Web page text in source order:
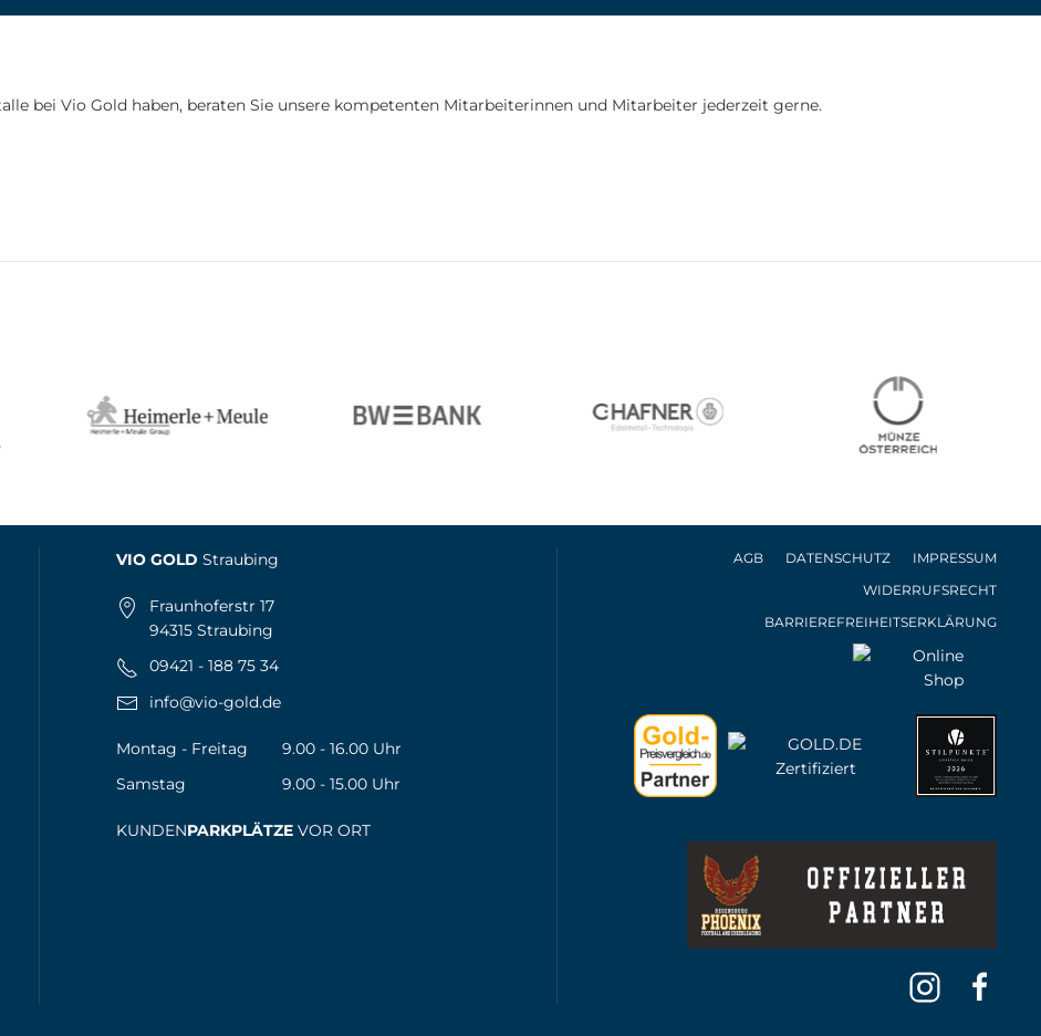
bei Vio Gold haben, beraten Sie unsere kompetenten Mitarbeiterinnen und Mitarbeiter jederzeit gerne.
VIO GOLD Straubing
Fraunhoferstr 17
94315 Straubing
09421 - 188 75 34
info@vio-gold.de
Montag - Freitag
9.00 - 16.00 Uhr
Samstag
9.00 - 15.00 Uhr
KUNDENPARKPLÄTZE VOR ORT
AGB DATENSCHUTZ
IMPRESSUM
WIDERRUFSRECHT
BARRIEREFREIHEITSERKLÄRUNG